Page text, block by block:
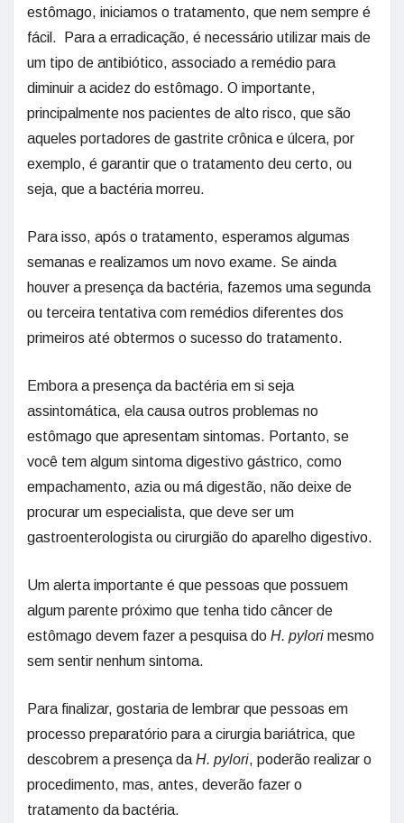
estômago, iniciamos o tratamento, que nem sempre é
fácil. Para a erradicação, é necessário utilizar mais de
um tipo de antibiótico, associado a remédio para
diminuir a acidez do estômago. O importante,
principalmente nos pacientes de alto risco, que são
aqueles portadores de gastrite crônica e úlcera, por
exemplo, é garantir que o tratamento deu certo, ou
seja, que a bactéria morreu.
Para isso, após o tratamento, esperamos algumas
semanas e realizamos um novo exame. Se ainda
houver a presença da bactéria, fazemos uma segunda
ou terceira tentativa com remédios diferentes dos
primeiros até obtermos o sucesso do tratamento.
Embora a presença da bactéria em si seja
assintomática, ela causa outros problemas no
estômago que apresentam sintomas. Portanto, se
você tem algum sintoma digestivo gástrico, como
empachamento, azia ou má digestão, não deixe de
procurar um especialista, que deve ser um
gastroenterologista ou cirurgião do aparelho digestivo.
Um alerta importante é que pessoas que possuem
algum parente próximo que tenha tido câncer de
estômago devem fazer a pesquisa do H. pylori mesmo
sem sentir nenhum sintoma.
Para finalizar, gostaria de lembrar que pessoas em
processo preparatório para a cirurgia bariátrica, que
descobrem a presença da H. pylori, poderão realizar o
procedimento, mas, antes, deverão fazer o
tratamento da bactéria.